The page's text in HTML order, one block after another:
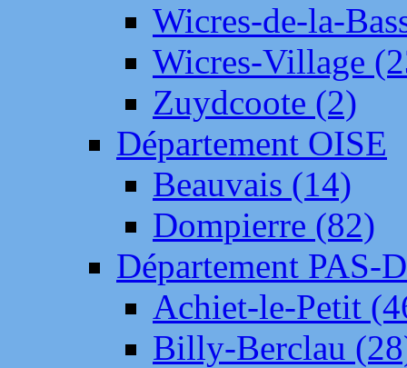
Wicres-de-la-
Wicres-Village
Zuydcoote (2)
Département OISE
Beauvais (14)
Dompierre (82)
Département PAS-
Achiet-le-Petit
Billy-Berclau